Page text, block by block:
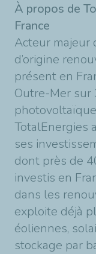
À propos de
France
Acteur majeur
d’origine
présent en
Outre-Mer sur
TotalEnergies
ses
dont près de
investis en
dans les
exploite déjà
éoliennes,
stockage par